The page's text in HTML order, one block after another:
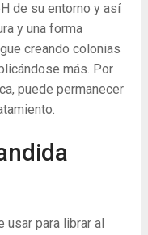
de su entorno y así
y una forma
creando colonias
más. Por
puede permanecer
usar para librar al